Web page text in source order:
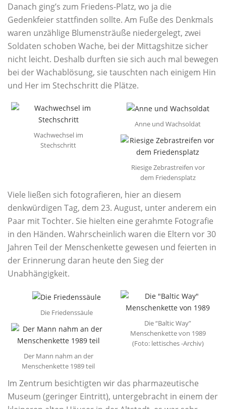
Danach ging’s zum Friedens-Platz, wo ja die
Gedenkfeier stattfinden sollte. Am Fuße des Denkmals
waren unzählige Blumensträuße niedergelegt, zwei
Soldaten schoben Wache, bei der Mittagshitze sicher
nicht leicht. Deshalb durften sie sich auch mal bewegen
bei der Wachablösung, sie tauschten nach einigem Hin
und Her im Stechschritt die Plätze.
Anne und Wachsoldat
Wachwechsel im
Stechschritt
Riesige Zebrastreifen vor
dem Friedensplatz
Viele ließen sich fotografieren, hier an diesem
denkwürdigen Tag, dem 23. August, unter anderem ein
Paar mit Tochter. Sie hielten eine gerahmte Fotografie
in den Händen. Wahrscheinlich waren die Eltern vor 30
Jahren Teil der Menschenkette gewesen und feierten in
der Erinnerung daran heute den Sieg der
Unabhängigkeit.
Die “Baltic Way”
Menschenkette von 1989
(Foto: lettisches -Archiv)
Die Friedenssäule
Der Mann nahm an der
Menschenkette 1989 teil
Im Zentrum besichtigten wir das pharmazeutische
Museum (geringer Eintritt), untergebracht in einem der